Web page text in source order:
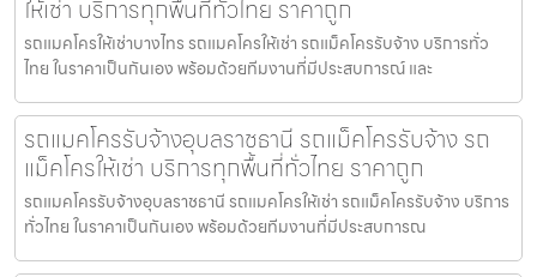
ให้เช่า บริการทุกพื้นที่ทั่วไทย ราคาถูก
รถแมคโครให้เช่าบางไทร รถแมคโครให้เช่า รถแม็คโครรับจ้าง บริการทั่ว
ไทย ในราคาเป็นกันเอง พร้อมด้วยทีมงานที่มีประสบการณ์ และ
รถแมคโครรับจ้างอุบลราชธานี รถแม็คโครรับจ้าง รถ
แม็คโครให้เช่า บริการทุกพื้นที่ทั่วไทย ราคาถูก
รถแมคโครรับจ้างอุบลราชธานี รถแมคโครให้เช่า รถแม็คโครรับจ้าง บริการ
ทั่วไทย ในราคาเป็นกันเอง พร้อมด้วยทีมงานที่มีประสบการณ